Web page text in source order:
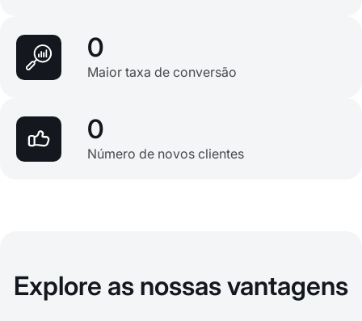
0
Maior taxa de conversão
0
Número de novos clientes
Explore as nossas vantagens